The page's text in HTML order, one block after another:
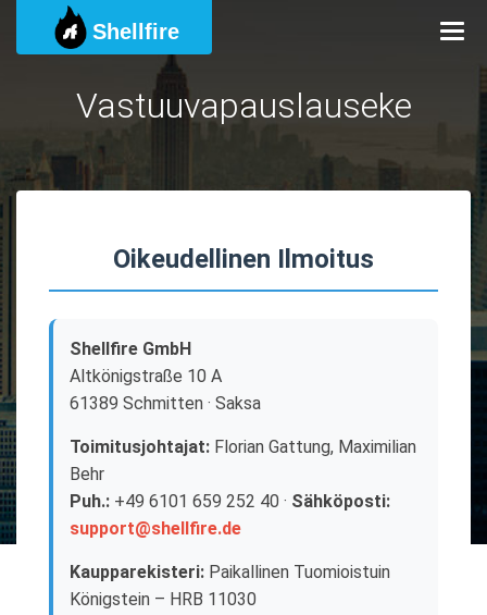
Shellfire
Vastuuvapauslauseke
Oikeudellinen Ilmoitus
Shellfire GmbH
Altkönigstraße 10 A
61389 Schmitten · Saksa
Toimitusjohtajat: Florian Gattung, Maximilian
Behr
Puh.: +49 6101 659 252 40 · Sähköposti:
support@shellfire.de
Kaupparekisteri: Paikallinen Tuomioistuin
Königstein – HRB 11030